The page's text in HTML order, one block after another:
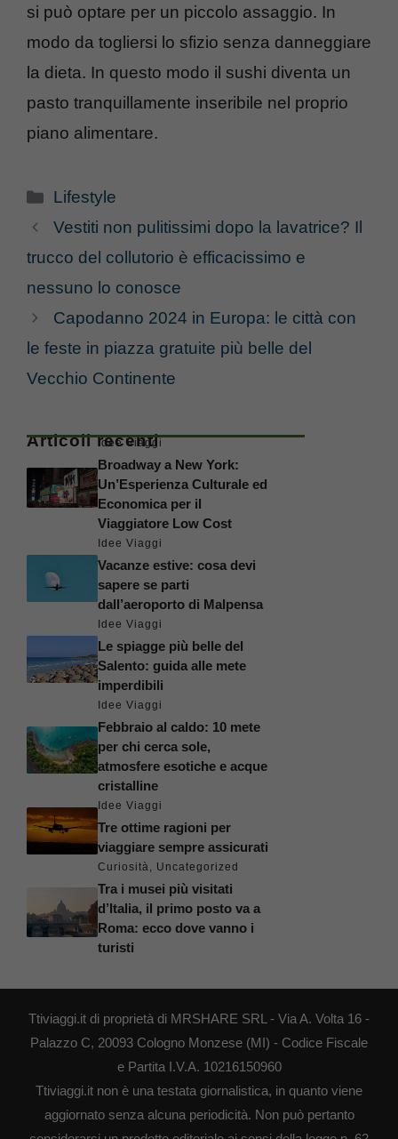
si può optare per un piccolo assaggio. In
modo da togliersi lo sfizio senza danneggiare
la dieta. In questo modo il sushi diventa un
pasto tranquillamente inseribile nel proprio
piano alimentare.
Categorie
Lifestyle
Vestiti non pulitissimi dopo la lavatrice? Il
trucco del collutorio è efficacissimo e
nessuno lo conosce
Capodanno 2024 in Europa: le città con
le feste in piazza gratuite più belle del
Vecchio Continente
Articoli recenti
Idee Viaggi
Broadway a New York:
Un’Esperienza Culturale ed
Economica per il
Viaggiatore Low Cost
Idee Viaggi
Vacanze estive: cosa devi
sapere se parti
dall’aeroporto di Malpensa
Idee Viaggi
Le spiagge più belle del
Salento: guida alle mete
imperdibili
Idee Viaggi
Febbraio al caldo: 10 mete
per chi cerca sole,
atmosfere esotiche e acque
cristalline
Idee Viaggi
Tre ottime ragioni per
viaggiare sempre assicurati
Curiosità, Uncategorized
Tra i musei più visitati
d’Italia, il primo posto va a
Roma: ecco dove vanno i
turisti
Ttiviaggi.it di proprietà di MRSHARE SRL - Via A. Volta 16 -
Palazzo C, 20093 Cologno Monzese (MI) - Codice Fiscale
e Partita I.V.A. 10216150960
Ttiviaggi.it non è una testata giornalistica, in quanto viene
aggiornato senza alcuna periodicità. Non può pertanto